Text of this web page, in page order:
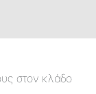
στον κλάδο